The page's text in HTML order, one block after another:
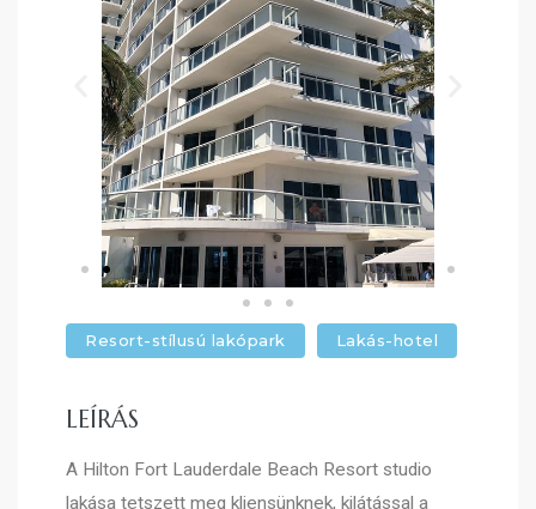
Resort-stílusú lakópark Lakás-hotel
LEÍRÁS
A Hilton Fort Lauderdale Beach Resort studio
lakása tetszett meg kliensünknek, kilátással a